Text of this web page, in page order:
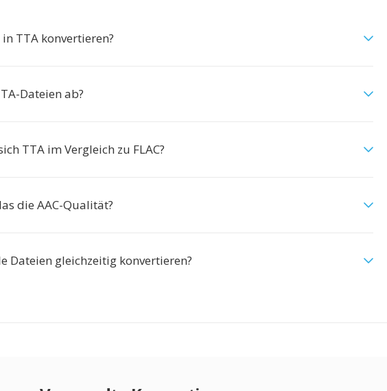
TTA konvertieren?
Dateien ab?
TTA im Vergleich zu FLAC?
die AAC-Qualität?
Dateien gleichzeitig konvertieren?